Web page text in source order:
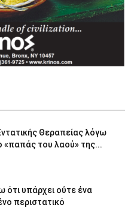
Θεραπείας λόγω
«παπάς του λαού» της...
ότι υπάρχει ούτε ένα
περιστατικό